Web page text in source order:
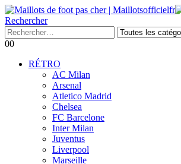
Rechercher
00
RÉTRO
AC Milan
Arsenal
Atletico Madrid
Chelsea
FC Barcelone
Inter Milan
Juventus
Liverpool
Marseille